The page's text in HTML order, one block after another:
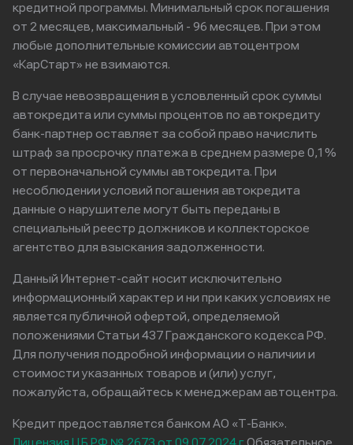
кредитной программы. Минимальный срок погашения
от 2 месяцев, максимальный - 96 месяцев. При этом
любые дополнительные комиссии автоцентром
«КарСтарт» не взимаются.
В случае невозвращения в условленный срок суммы
автокредита или суммы процентов по автокредиту
банк-партнер оставляет за собой право начислить
штраф за просрочку платежа в среднем размере 0,1%
от первоначальной суммы автокредита. При
несоблюдении условий погашения автокредита
данные о нарушителе могут быть переданы в
специальный реестр должников и коллекторское
агентство для взыскания задолженности.
Данный Интернет-сайт носит исключительно
информационный характер и ни при каких условиях не
является публичной офертой, определяемой
положениями Статьи 437 Гражданского кодекса РФ.
Для получения подробной информации о наличии и
стоимости указанных товаров и (или) услуг,
пожалуйста, обращайтесь к менеджерам автоцентра.
Кредит предоставляется банком АО «Т-Банк».
Лицензия ЦБ РФ № 2673 от 09.07.2024 гОбязательное